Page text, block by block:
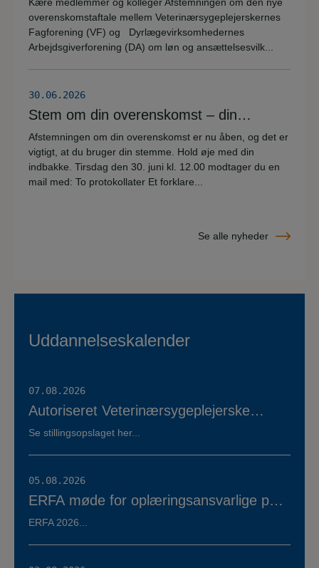
overenskomstaftale mellem Veterinærsygeplejerskernes
Fagforening (VF) og Dyrlægevirksomhedernes
Arbejdsgiverforening (DA) om løn og ansættelsesvilk...
30.06.2026
Stem om din overenskomst – din
stemme er vigtig!
Afstemningen om din overenskomst er nu åben, og det er
vigtigt, at du bruger din stemme. Hold øje med din
indbakke. Tirsdag den 30. juni kl. 12.00 modtager du en
mail med: To protokollater Et forklare...
Se alle nyheder
Uddannelseskalender
07.08.2026
Autoriseret Veterinærsygeplejerske
søges til fuldtidsstilling hos Vestermose
Se stillingsopslaget her...
05.08.2026
ERFA møde for oplæringsansvarlige på
veterinærsygeplejerske uddannelsen
ERFA 2026...